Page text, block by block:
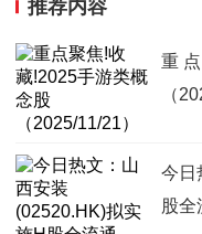
推荐内容
重
（
今日
股全